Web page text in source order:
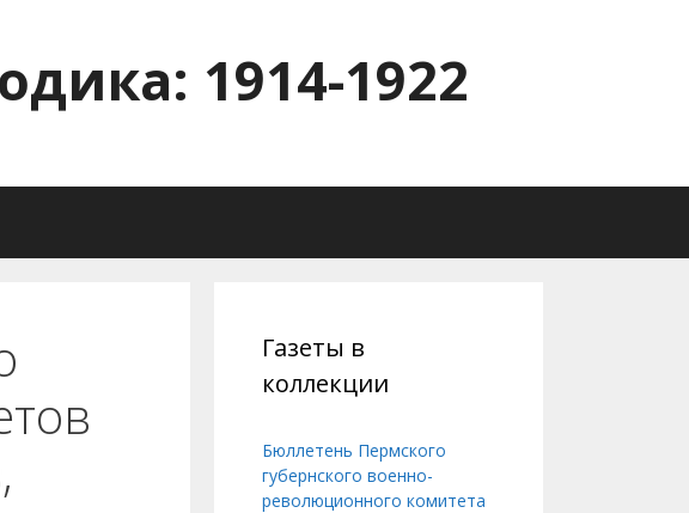
1914-1922
Газеты в
коллекции
Бюллетень Пермского
губернского военно-
революционного комитета